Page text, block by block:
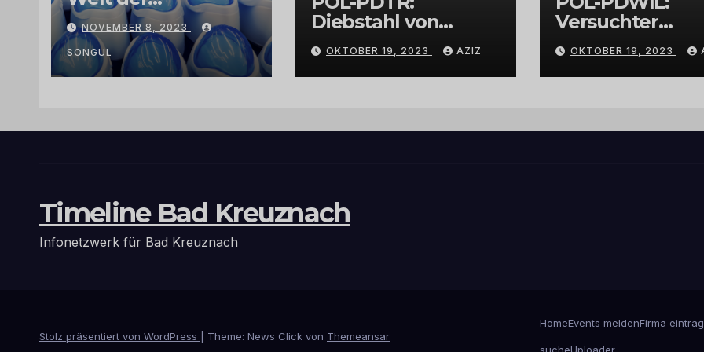
Exklusivität:
Arganöl,
Kaktusfeigenkernöl
und
vertrauenswürdige
NOVEMBER 8, 2023
SONGUL
Diebstahl von
Grabschmuck
OKTOBER 19, 2023 AZIZ
Versuchter
Einbruch im
Gewerbegebiet
Wittlich
OKTOBER 19, 2023
Timeline Bad Kreuznach
Infonetzwerk für Bad Kreuznach
Stolz präsentiert von WordPress Theme: News Click von Themeansar
HomeEvents meldenFirma